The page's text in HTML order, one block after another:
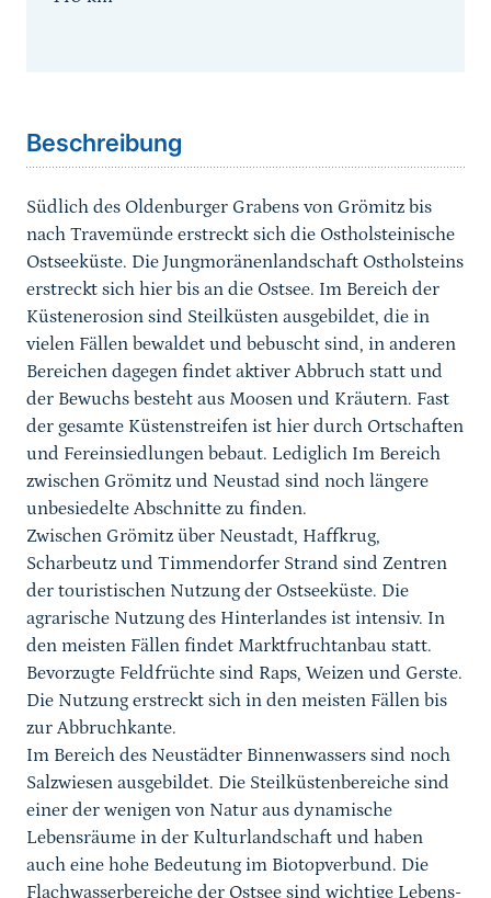
Beschreibung
Südlich des Oldenburger Grabens von Grömitz bis
nach Travemünde erstreckt sich die Ostholsteinische
Ostseeküste. Die Jungmoränenlandschaft Ostholsteins
erstreckt sich hier bis an die Ostsee. Im Bereich der
Küstenerosion sind Steilküsten ausgebildet, die in
vielen Fällen bewaldet und bebuscht sind, in anderen
Bereichen dagegen findet aktiver Abbruch statt und
der Bewuchs besteht aus Moosen und Kräutern. Fast
der gesamte Küstenstreifen ist hier durch Ortschaften
und Fereinsiedlungen bebaut. Lediglich Im Bereich
zwischen Grömitz und Neustad sind noch längere
unbesiedelte Abschnitte zu finden.
Zwischen Grömitz über Neustadt, Haffkrug,
Scharbeutz und Timmendorfer Strand sind Zentren
der touristischen Nutzung der Ostseeküste. Die
agrarische Nutzung des Hinterlandes ist intensiv. In
den meisten Fällen findet Marktfruchtanbau statt.
Bevorzugte Feldfrüchte sind Raps, Weizen und Gerste.
Die Nutzung erstreckt sich in den meisten Fällen bis
zur Abbruchkante.
Im Bereich des Neustädter Binnenwassers sind noch
Salzwiesen ausgebildet. Die Steilküstenbereiche sind
einer der wenigen von Natur aus dynamische
Lebensräume in der Kulturlandschaft und haben
auch eine hohe Bedeutung im Biotopverbund. Die
Flachwasserbereiche der Ostsee sind wichtige Lebens-